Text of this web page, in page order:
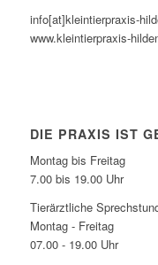
info[at]kleintierpraxis-
www.kleintierpraxis-
DIE PRAXIS IST
Montag bis Freitag
7.00 bis 19.00 Uhr
Tierärztliche
Montag - Freitag
07.00 - 19.00 Uhr